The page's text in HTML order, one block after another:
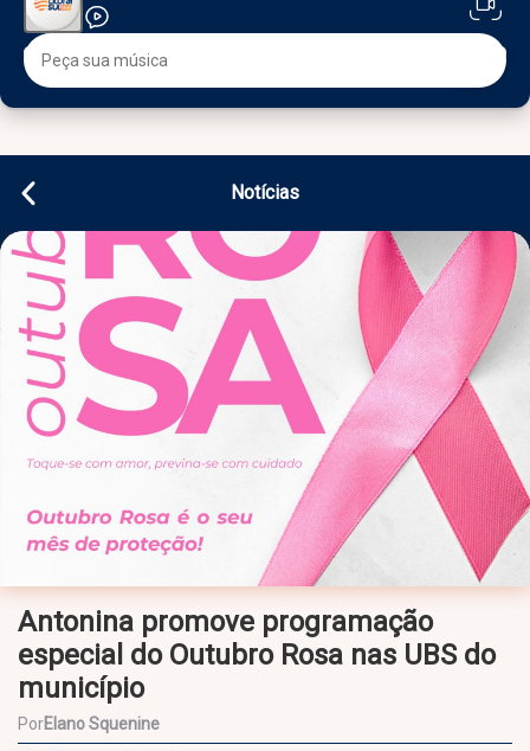
Notícias
Antonina promove programação
especial do Outubro Rosa nas UBS do
município
PorElano Squenine